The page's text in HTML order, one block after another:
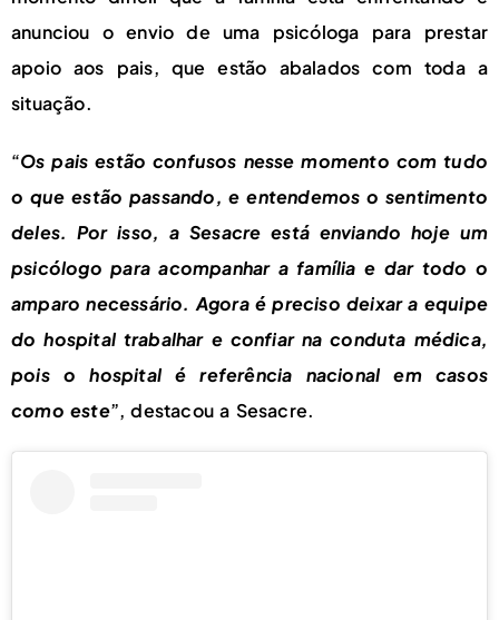
anunciou o envio de uma psicóloga para prestar
apoio aos pais, que estão abalados com toda a
situação.
“Os pais estão confusos nesse momento com tudo
o que estão passando, e entendemos o sentimento
deles. Por isso, a Sesacre está enviando hoje um
psicólogo para acompanhar a família e dar todo o
amparo necessário. Agora é preciso deixar a equipe
do hospital trabalhar e confiar na conduta médica,
pois o hospital é referência nacional em casos
como este”, destacou a Sesacre.